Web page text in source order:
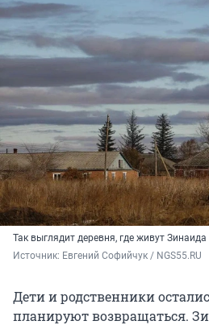
Так выглядит деревня, где живут Зинаида
Источник: Евгений Софийчук / NGS55.RU
Дети и родственники
планируют возвращаться.